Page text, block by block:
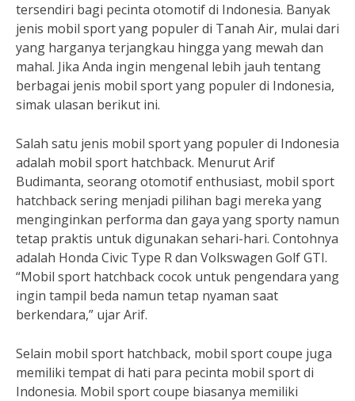
tersendiri bagi pecinta otomotif di Indonesia. Banyak
jenis mobil sport yang populer di Tanah Air, mulai dari
yang harganya terjangkau hingga yang mewah dan
mahal. Jika Anda ingin mengenal lebih jauh tentang
berbagai jenis mobil sport yang populer di Indonesia,
simak ulasan berikut ini.
Salah satu jenis mobil sport yang populer di Indonesia
adalah mobil sport hatchback. Menurut Arif
Budimanta, seorang otomotif enthusiast, mobil sport
hatchback sering menjadi pilihan bagi mereka yang
menginginkan performa dan gaya yang sporty namun
tetap praktis untuk digunakan sehari-hari. Contohnya
adalah Honda Civic Type R dan Volkswagen Golf GTI.
“Mobil sport hatchback cocok untuk pengendara yang
ingin tampil beda namun tetap nyaman saat
berkendara,” ujar Arif.
Selain mobil sport hatchback, mobil sport coupe juga
memiliki tempat di hati para pecinta mobil sport di
Indonesia. Mobil sport coupe biasanya memiliki